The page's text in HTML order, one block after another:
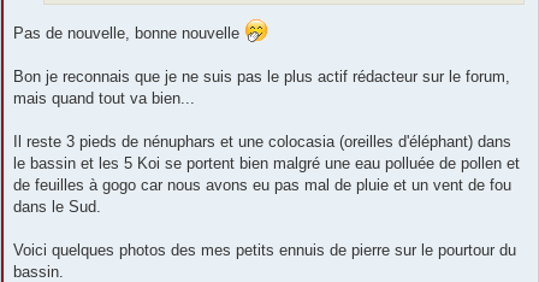
Pas de nouvelle, bonne nouvelle
Bon je reconnais que je ne suis pas le plus actif rédacteur sur le forum,
mais quand tout va bien...
Il reste 3 pieds de nénuphars et une colocasia (oreilles d'éléphant) dans
le bassin et les 5 Koi se portent bien malgré une eau polluée de pollen et
de feuilles à gogo car nous avons eu pas mal de pluie et un vent de fou
dans le Sud.
Voici quelques photos des mes petits ennuis de pierre sur le pourtour du
bassin.